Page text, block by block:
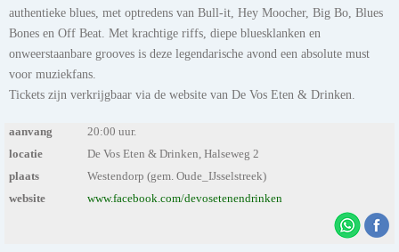
authentieke blues, met optredens van Bull-it, Hey Moocher, Big Bo, Blues
Bones en Off Beat. Met krachtige riffs, diepe bluesklanken en
onweerstaanbare grooves is deze legendarische avond een absolute must
voor muziekfans.
Tickets zijn verkrijgbaar via de website van De Vos Eten & Drinken.
aanvang
20:00 uur.
locatie
De Vos Eten & Drinken, Halseweg 2
plaats
Westendorp (gem. Oude_IJsselstreek)
website
www.facebook.com/devosetenendrinken